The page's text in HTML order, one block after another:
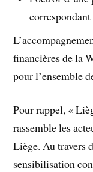
financières de la
pour l’ensemble
Pour rappel, «
rassemble les
Liège. Au travers
sensibilisation